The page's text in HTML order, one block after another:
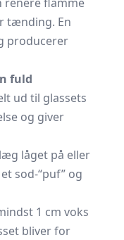
tænding. En
producerer
fuld
ud til glassets
og giver
låget på eller
sod-“puf” og
1 cm voks
bliver for